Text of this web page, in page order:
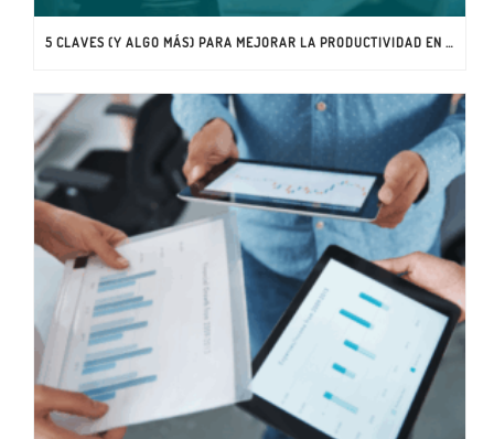
5 CLAVES (Y ALGO MÁS) PARA MEJORAR LA PRODUCTIVIDAD EN TU EMPRESA